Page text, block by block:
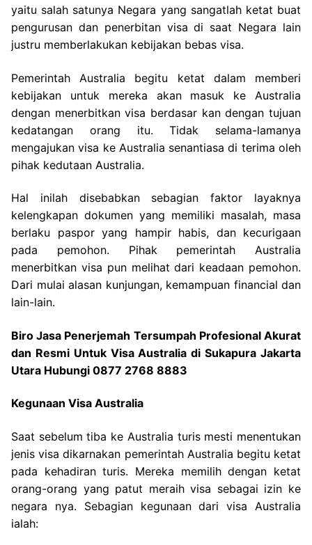
yaitu salah satunya Negara yang sangatlah ketat buat
pengurusan dan penerbitan visa di saat Negara lain
justru memberlakukan kebijakan bebas visa.
Pemerintah Australia begitu ketat dalam memberi
kebijakan untuk mereka akan masuk ke Australia
dengan menerbitkan visa berdasar kan dengan tujuan
kedatangan orang itu. Tidak selama-lamanya
mengajukan visa ke Australia senantiasa di terima oleh
pihak kedutaan Australia.
Hal inilah disebabkan sebagian faktor layaknya
kelengkapan dokumen yang memiliki masalah, masa
berlaku paspor yang hampir habis, dan kecurigaan
pada pemohon. Pihak pemerintah Australia
menerbitkan visa pun melihat dari keadaan pemohon.
Dari mulai alasan kunjungan, kemampuan financial dan
lain-lain.
Biro Jasa Penerjemah Tersumpah Profesional Akurat
dan Resmi Untuk Visa Australia di Sukapura Jakarta
Utara Hubungi 0877 2768 8883
Kegunaan Visa Australia
Saat sebelum tiba ke Australia turis mesti menentukan
jenis visa dikarnakan pemerintah Australia begitu ketat
pada kehadiran turis. Mereka memilih dengan ketat
orang-orang yang patut meraih visa sebagai izin ke
negara nya. Sebagian kegunaan dari visa Australia
ialah: